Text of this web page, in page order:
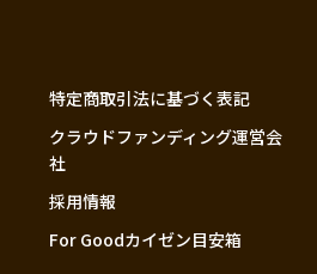
特定商取引法に基づく表記
クラウドファンディング運営会
社
採用情報
For Goodカイゼン目安箱